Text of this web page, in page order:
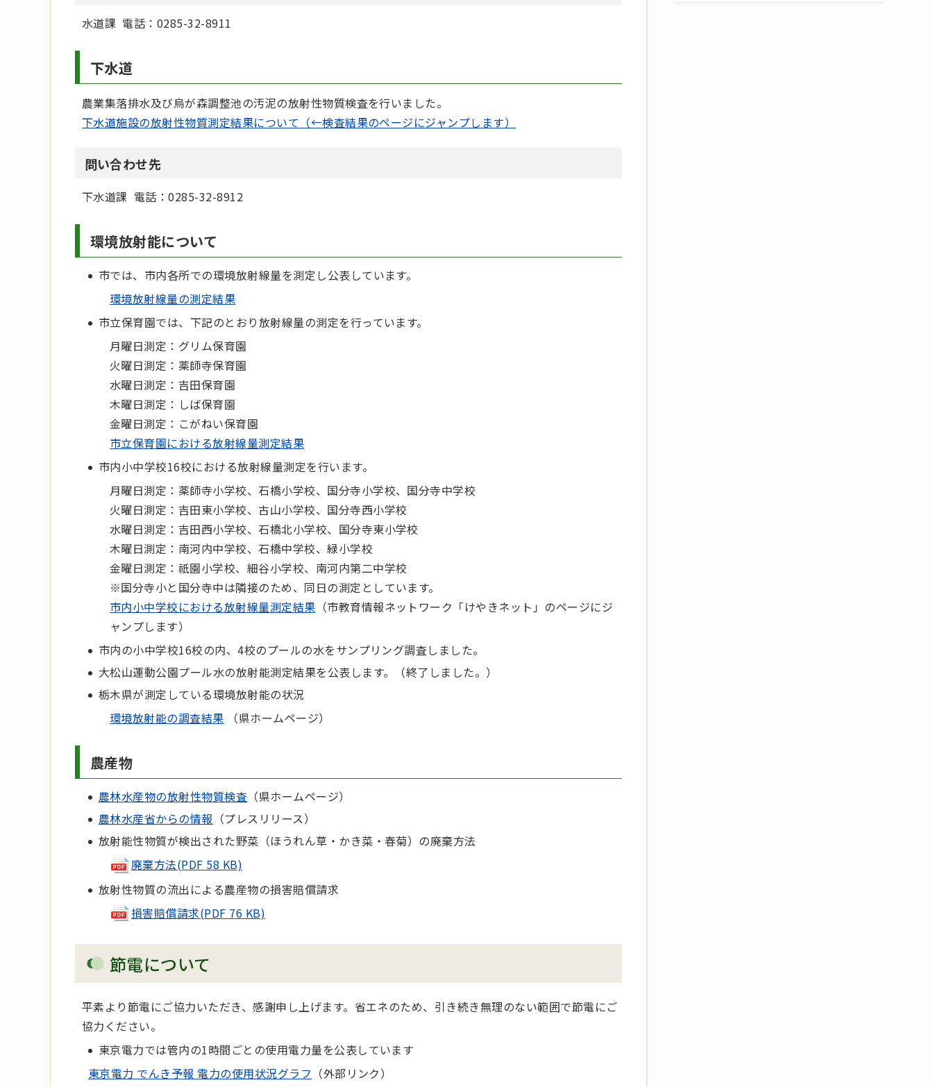
水道課 電話：0285-32-8911
下水道
農業集落排水及び烏が森調整池の汚泥の放射性物質検査を行いました。
下水道施設の放射性物質測定結果について（←検査結果のページにジャンプします）
問い合わせ先
下水道課 電話：0285-32-8912
環境放射能について
市では、市内各所での環境放射線量を測定し公表しています。
環境放射線量の測定結果
市立保育園では、下記のとおり放射線量の測定を行っています。
月曜日測定：グリム保育園
火曜日測定：薬師寺保育園
水曜日測定：吉田保育園
木曜日測定：しば保育園
金曜日測定：こがねい保育園
市立保育園における放射線量測定結果
市内小中学校16校における放射線量測定を行います。
月曜日測定：薬師寺小学校、石橋小学校、国分寺小学校、国分寺中学校
火曜日測定：吉田東小学校、古山小学校、国分寺西小学校
水曜日測定：吉田西小学校、石橋北小学校、国分寺東小学校
木曜日測定：南河内中学校、石橋中学校、緑小学校
金曜日測定：祇園小学校、細谷小学校、南河内第二中学校
※国分寺小と国分寺中は隣接のため、同日の測定としています。
市内小中学校における放射線量測定結果 （市教育情報ネットワーク「けやきネット」のページにジ
ャンプします）
市内の小中学校16校の内、4校のプールの水をサンプリング調査しました。
大松山運動公園プール水の放射能測定結果を公表します。
（終了しました。）
栃木県が測定している環境放射能の状況
環境放射能の調査結果 （県ホームページ）
農産物
農林水産物の放射性物質検査 （県ホームページ）
農林水産省からの情報 （プレスリリース）
放射能性物質が検出された野菜（ほうれん草・かき菜・春菊）の廃棄方法
廃棄方法(PDF 58 KB)
放射性物質の流出による農産物の損害賠償請求
損害賠償請求(PDF 76 KB)
節電について
平素より節電にご協力いただき、感謝申し上げます。省エネのため、引き続き無理のない範囲で節電にご
協力ください。
東京電力では管内の1時間ごとの使用電力量を公表しています
東京電力 でんき予報 電力の使用状況グラフ （外部リンク）